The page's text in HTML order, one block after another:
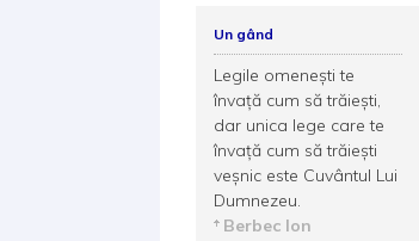
Un gând
Legile omenești te
învață cum să trăiești,
dar unica lege care te
învață cum să trăiești
veşnic este Cuvântul Lui
Dumnezeu.
Berbec Ion